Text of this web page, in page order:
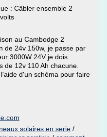
: Câbler ensemble 2
au Cambodge 2
de 24v 150w, je passe par
3000W 24V je dois
de 12v 110 Ah chacune.
d'un schéma pour faire
solaires en serie /